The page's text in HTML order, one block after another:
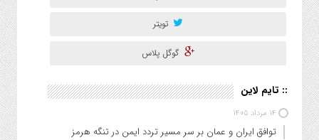
تویتر
گوگل پلاس
:: تایم لاین
۱۴ مرداد ۱۴۰۵
توافق ایران و عمان بر سر مسیر تردد ایمن در تنگه هرمز